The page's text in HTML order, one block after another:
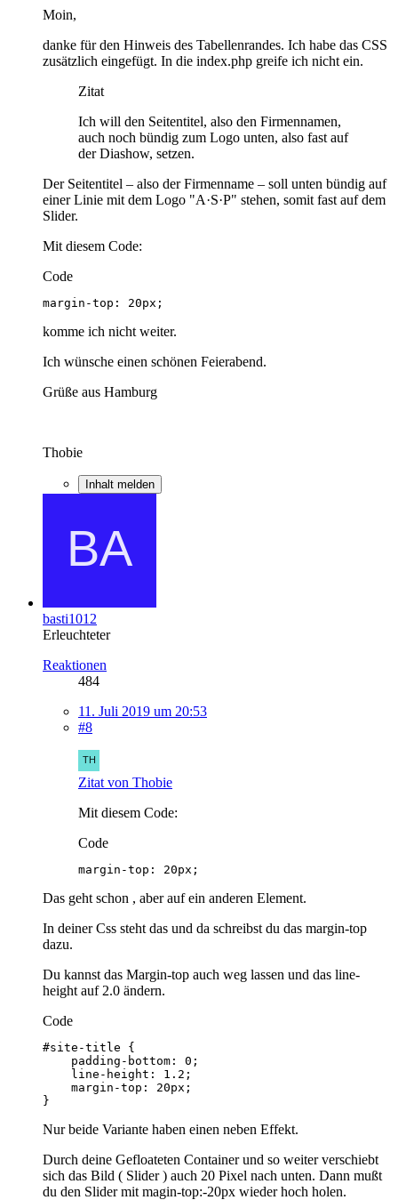
Moin,
danke für den Hinweis des Tabellenrandes. Ich habe das CSS
zusätzlich eingefügt. In die index.php greife ich nicht ein.
Zitat
Ich will den Seitentitel, also den Firmennamen,
auch noch bündig zum Logo unten, also fast auf
der Diashow, setzen.
Der Seitentitel – also der Firmenname – soll unten bündig auf
einer Linie mit dem Logo "A·S·P" stehen, somit fast auf dem
Slider.
Mit diesem Code:
Code
margin-top: 20px;
komme ich nicht weiter.
Ich wünsche einen schönen Feierabend.
Grüße aus Hamburg
Thobie
Inhalt melden
basti1012
Erleuchteter
Reaktionen
484
11. Juli 2019 um 20:53
#8
Zitat von Thobie
Mit diesem Code:
Code
margin-top: 20px;
Das geht schon , aber auf ein anderen Element.
In deiner Css steht das und da schreibst du das margin-top
dazu.
Du kannst das Margin-top auch weg lassen und das line-
height auf 2.0 ändern.
Code
}
Nur beide Variante haben einen neben Effekt.
Durch deine Gefloateten Container und so weiter verschiebt
sich das Bild ( Slider ) auch 20 Pixel nach unten. Dann mußt
du den Slider mit magin-top:-20px wieder hoch holen.